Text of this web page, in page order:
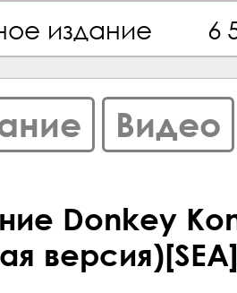
издание 6
Видео
Donkey